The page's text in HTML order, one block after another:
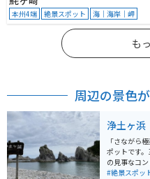
本州4端 絶景スポット 海｜海岸｜岬
も
周辺の景色
浄土ヶ浜
「さながら
ポットです
の見事なコ
れができない
#絶景スポッ